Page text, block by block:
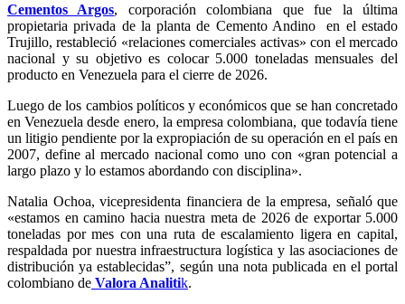
Cementos Argos, corporación colombiana que fue la última
propietaria privada de la planta de Cemento Andino en el estado
Trujillo, restableció «relaciones comerciales activas» con el mercado
nacional y su objetivo es colocar 5.000 toneladas mensuales del
producto en Venezuela para el cierre de 2026.
Luego de los cambios políticos y económicos que se han concretado
en Venezuela desde enero, la empresa colombiana, que todavía tiene
un litigio pendiente por la expropiación de su operación en el país en
2007, define al mercado nacional como uno con «gran potencial a
largo plazo y lo estamos abordando con disciplina».
Natalia Ochoa, vicepresidenta financiera de la empresa, señaló que
«estamos en camino hacia nuestra meta de 2026 de exportar 5.000
toneladas por mes con una ruta de escalamiento ligera en capital,
respaldada por nuestra infraestructura logística y las asociaciones de
distribución ya establecidas”, según una nota publicada en el portal
colombiano de Valora Analitik.